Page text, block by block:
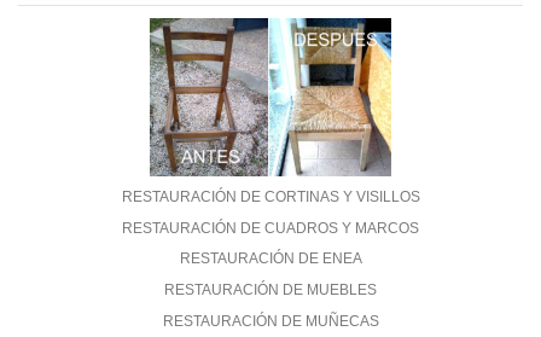
RESTAURACIÓN DE CORTINAS Y VISILLOS
RESTAURACIÓN DE CUADROS Y MARCOS
RESTAURACIÓN DE ENEA
RESTAURACIÓN DE MUEBLES
RESTAURACIÓN DE MUÑECAS